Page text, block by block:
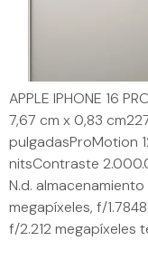
APPLE IPHONE 16
7,67 cm x 0,83
pulgadasProMotion
nitsContraste
N.d.
megapíxeles, f/
f/2.212 megapíxeles